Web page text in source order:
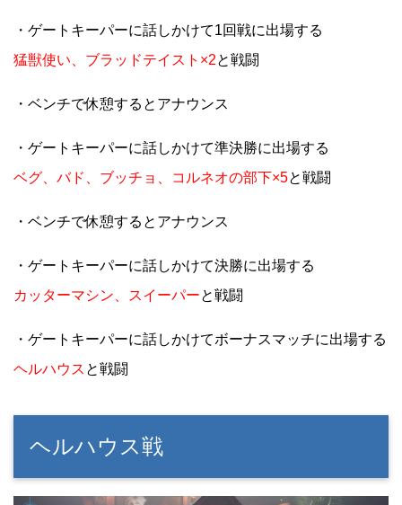
・ゲートキーパーに話しかけて1回戦に出場する
猛獣使い、ブラッドテイスト×2と戦闘
・ベンチで休憩するとアナウンス
・ゲートキーパーに話しかけて準決勝に出場する
ベグ、バド、ブッチョ、コルネオの部下×5と戦闘
・ベンチで休憩するとアナウンス
・ゲートキーパーに話しかけて決勝に出場する
カッターマシン、スイーパーと戦闘
・ゲートキーパーに話しかけてボーナスマッチに出場する
ヘルハウス と戦闘
ヘルハウス戦